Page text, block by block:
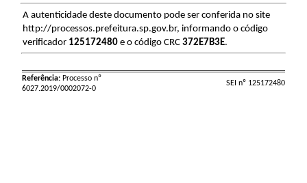
A autenticidade deste documento pode ser conferida no site
http://processos.prefeitura.sp.gov.br, informando o código
verificador 125172480e o código CRC 372E7B3E.
Referência:Processo nº
6027.2019/0002072-0
SEI nº 125172480